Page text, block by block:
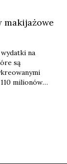
makijażowe
na
są
milionów